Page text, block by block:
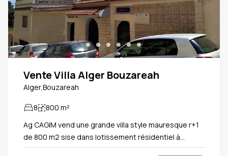
Vente Villa Alger Bouzareah
Alger,Bouzareah
8 800 m²
Ag CAGIM vend une grande villa style mauresque r+1
de 800 m2 sise dans lotissement résidentiel à
Bouzarea. 26 mètres de façade, dotée de toutes les